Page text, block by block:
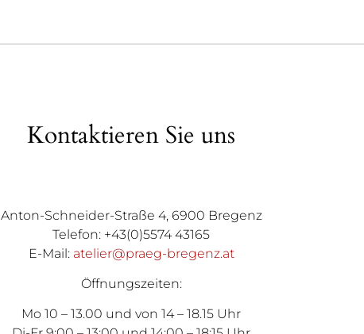
Kontaktieren Sie uns
Anton-Schneider-Straße 4, 6900 Bregenz
Telefon: +43(0)5574 43165
E-Mail: atelier@praeg-bregenz.at
Öffnungszeiten:
Mo 10 – 13.00 und von 14 – 18.15 Uhr